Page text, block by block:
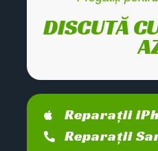
DISCUTĂ
Reparații
Reparații